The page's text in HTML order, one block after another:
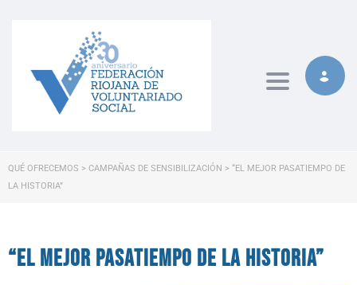
Toggle
QUÉ OFRECEMOS > CAMPAÑAS DE SENSIBILIZACIÓN > “EL MEJOR PASATIEMPO DE
LA HISTORIA”
“El mejor pasatiempo de la historia”